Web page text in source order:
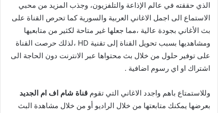
الذي حققته في عالم الإذاعة والتلفزيون، وجذب المزيد من محبي
الاستماع الى اجمل الاغاني العربية والسورية كما تحرص القناة على
بث الأغاني بجودة عالية ،مما جعلها غير متاحة لكثير من متابعيها
ومشاهديها بسبب تحويل القناة إلى تقنية HD ،لذلك حرصت القناة
على توفير حلول من خلال بث محتواها عبر الانترنت دون الحاجة الى
اشتراك او اي رسوم اضافية .
وللاستمتاع باهم واجدد الاغاني التي تقوم قناة شام اف ام الجديد
بعرضها يمكنك متابعتها من خلال الراديو أو من خلال مشاهدة البث